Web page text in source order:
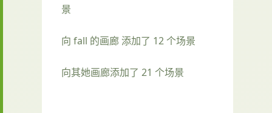
景
向 fall 的画廊 添加了 12 个场景
向其她画廊添加了 21 个场景